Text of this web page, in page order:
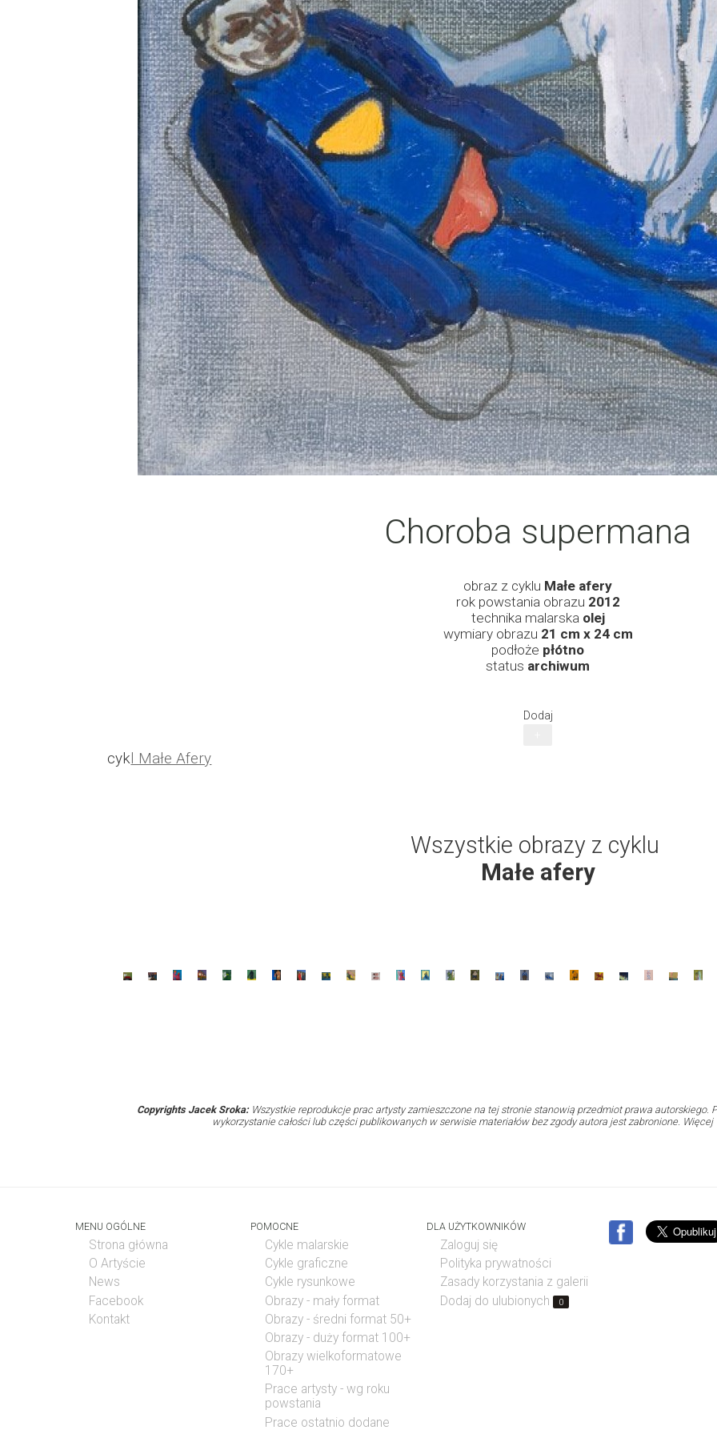
Choroba supermana
obraz z cyklu Małe afery
rok powstania obrazu 2012
technika malarskaolej
wymiary obrazu 21 cm x 24 cm
podłoże płótno
status archiwum
Dodaj
cyk l Małe Afery
Wszystkie obrazy z cyklu
Małe afery
Copyrights Jacek Sroka:Wszystkie reprodukcje prac artysty zamieszczone na tej stronie stanowią przedmiot prawa autorskiego.
wykorzystanie całości lub części publikowanych w serwisie materiałów bez zgody autora jest zabronione.
MENU OGÓLNE
Strona główna
O Artyście
News
Facebook
Kontakt
POMOCNE
Cykle malarskie
Cykle graficzne
Cykle rysunkowe
Obrazy - mały format
Obrazy - średni format 50+
Obrazy - duży format 100+
Obrazy wielkoformatowe
170+
Prace artysty - wg roku
powstania
Prace ostatnio dodane
DLA UŻYTKOWNIKÓW
Zaloguj się
Polityka prywatności
Zasady korzystania z galerii
Dodaj do ulubionych
0